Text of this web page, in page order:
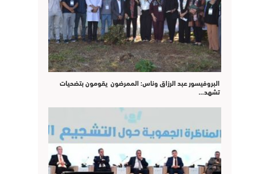
البروفيسور عبد الرزاق وناس: الممرضون يقومون بتضحيات
تشهد…